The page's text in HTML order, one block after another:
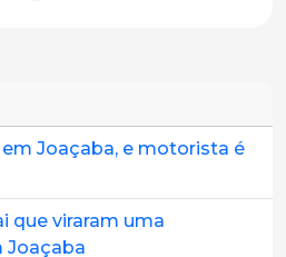
em Joaçaba, e motorista é
que viraram uma
Joaçaba